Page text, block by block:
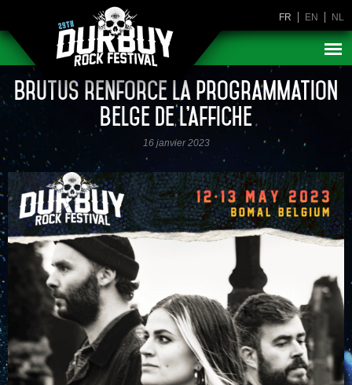
FR EN NL
Brutus renforce la programmation
belge de l’affiche
16 janvier 2023